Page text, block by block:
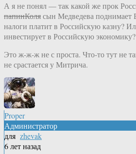
А я не понял — так какой же прок
папинКолясын Медведева
налоги платит в Российскую казну?
инвестирует в Российскую экономику?
Это ж-ж-ж не с проста. Что-то тут не
не срастается у Митрича.
Proper
Администратор
для zhevak
6 лет назад